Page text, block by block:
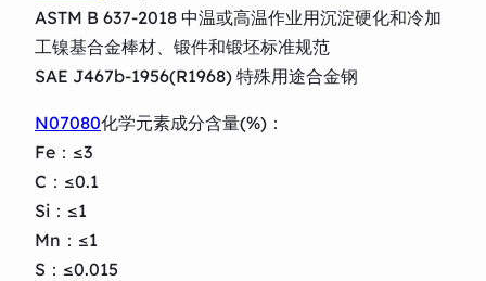
ASTM B 637-2018 中温或高温作业用沉淀硬化和冷加
工镍基合金棒材、锻件和锻坯标准规范
SAE J467b-1956(R1968) 特殊用途合金钢
N07080化学元素成分含量(%)：
Fe：≤3
C：≤0.1
Si：≤1
Mn：≤1
S：≤0.015